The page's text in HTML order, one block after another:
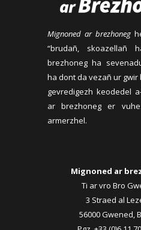
Mignoned ar brezhoneg
“brudañ, skoazellañ
brezhoneg ha
ha dont da vezañ ur gwir
gevredigezh keodedel
ar brezhoneg er
armerzhel.
Mignoned ar
Ti ar vro Bro
3 Straed al
56000 Gwened,